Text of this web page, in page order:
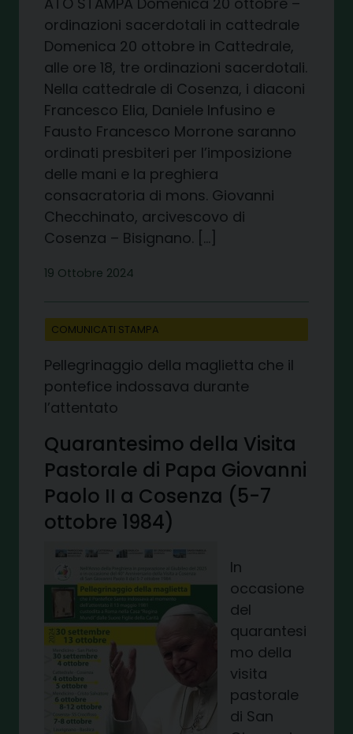
ordinazioni sacerdotali in cattedrale
Domenica 20 ottobre in Cattedrale,
alle ore 18, tre ordinazioni sacerdotali.
Nella cattedrale di Cosenza, i diaconi
Francesco Elia, Daniele Infusino e
Fausto Francesco Morrone saranno
ordinati presbiteri per l’imposizione
delle mani e la preghiera
consacratoria di mons. Giovanni
Checchinato, arcivescovo di
Cosenza – Bisignano. […]
19 Ottobre 2024
COMUNICATI STAMPA
Pellegrinaggio della maglietta che il
pontefice indossava durante
l’attentato
Quarantesimo della Visita
Pastorale di Papa Giovanni
Paolo II a Cosenza (5-7
ottobre 1984)
In
occasione
del
quarantesi
mo della
visita
pastorale
di San